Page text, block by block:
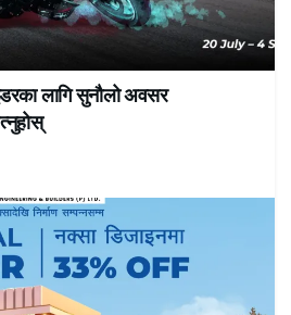
लागि सुनौलो अवसर